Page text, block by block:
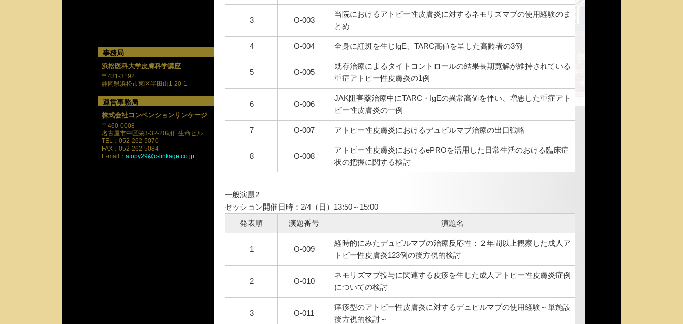
3 O-003
当院におけるアトピー性皮膚炎に対するネモリズマブの使用経験のま
とめ
4 O-004 全身に紅斑を生じIgE、TARC高値を呈した高齢者の3例
5 O-005
既存治療によるタイトコントロールの結果長期寛解が維持されている
重症アトピー性皮膚炎の1例
6 O-006
JAK阻害薬治療中にTARC・IgEの異常高値を伴い、増悪した重症アト
ピー性皮膚炎の一例
7 O-007 アトピー性皮膚炎におけるデュピルマブ治療の出口戦略
8 O-008
アトピー性皮膚炎におけるePROを活用した日常生活のおける臨床症
状の把握に関する検討
一般演題2
セッション開催日時：2/4（日）13:50～15:00
発表順
演題番号 演題名
1 O-009
経時的にみたデュピルマブの治療反応性：２年間以上観察した成人ア
トピー性皮膚炎123例の後方視的検討
2 O-010
ネモリズマブ投与に関連する皮疹を生じた成人アトピー性皮膚炎症例
についての検討
3 O-011
痒疹型のアトピー性皮膚炎に対するデュピルマブの使用経験～単施設
後方視的検討～
事務局
浜松医科大学皮膚科学講座
〒431-3192
静岡県浜松市東区半田山1-20-1
運営事務局
株式会社コンベンションリンケージ
〒460-0008
名古屋市中区栄3-32-20朝日生命ビル
TEL：052-262-5070
FAX：052-262-5084
E-mail： atopy29@c-linkage.co.jp